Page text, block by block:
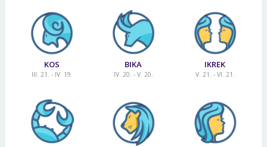
KOS
III. 21. - IV. 19.
BIKA
IV. 20. - V. 20.
IKREK
V. 21. - VI. 21.